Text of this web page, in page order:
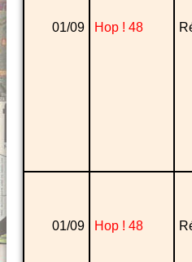
01/09 Hop ! 48
01/09 Hop ! 48